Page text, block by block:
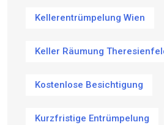
Kellerentrümpelung Wien
Keller Räumung
Kostenlose Besichtigung
Kurzfristige Entrümpelung